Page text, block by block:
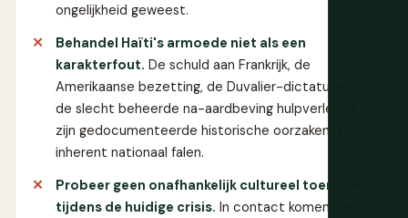
ongelijkheid geweest.
Behandel Haïti's armoede niet als een
karakterfout. De schuld aan Frankrijk, de
Amerikaanse bezetting, de Duvalier-dictaturen en
de slecht beheerde na-aardbeving hulpverlening
zijn gedocumenteerde historische oorzaken, geen
inherent nationaal falen.
Probeer geen onafhankelijk cultureel toerisme
tijdens de huidige crisis. In contact komen met